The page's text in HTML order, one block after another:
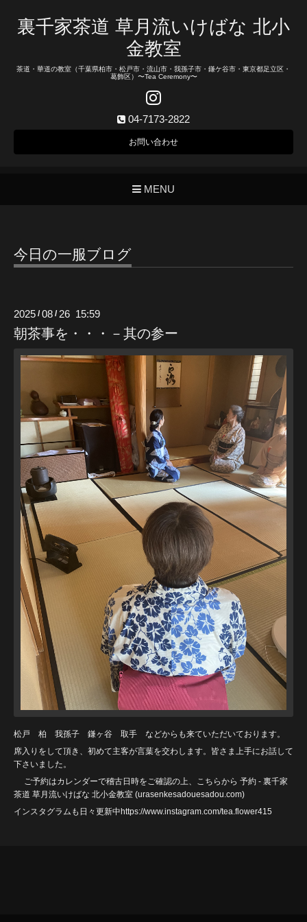
裏千家茶道 草月流いけばな 北小
金教室
茶道・華道の教室（千葉県柏市・松戸市・流山市・我孫子市・鎌ケ谷市・東京都足立区・
葛飾区）〜Tea Ceremony〜
04-7173-2822
お問い合わせ
MENU
今日の一服ブログ
2025 /08 / 26 15:59
朝茶事を・・・－其の参ー
松戸 柏 我孫子 鎌ヶ谷 取手 などからも来ていただいております。
席入りをして頂き、初めて主客が言葉を交わします。皆さま上手にお話して
下さいました。
ご予約はカレンダーで稽古日時をご確認の上、こちらから 予約 - 裏千家
茶道 草月流いけばな 北小金教室 (urasenkesadouesadou.com)
インスタグラムも日々更新中https://www.instagram.com/tea.flower415